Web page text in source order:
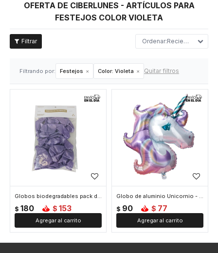
OFERTA DE CIBERLUNES - ARTÍCULOS PARA
FESTEJOS COLOR VIOLETA
Recientes
Filtrando por: Festejos Color: Violeta Quitar filtros
Globos biodegradables pack de 25 unidades - Violeta
$ 180 $ 153
Globo de aluminio Unicornio - Violeta
$ 90 $ 77